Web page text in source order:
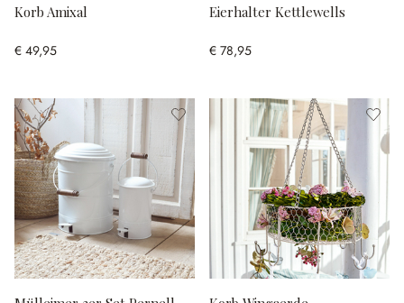
Korb Amixal
€ 49,95
Eierhalter Kettlewells
€ 78,95